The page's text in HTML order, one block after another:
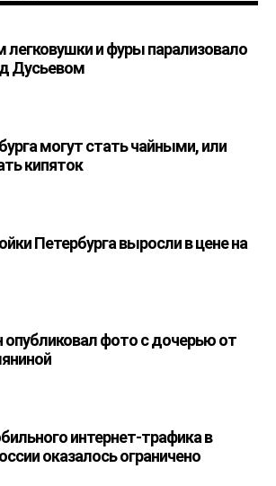
легковушки и фуры парализовало
Дусьевом
могут стать чайными, или
кипяток
Петербурга выросли в цене на
опубликовал фото с дочерью от
интернет-трафика в
оказалось ограничено